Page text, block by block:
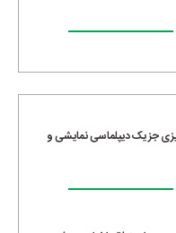
جز یک دیپلماسی نمایشی و